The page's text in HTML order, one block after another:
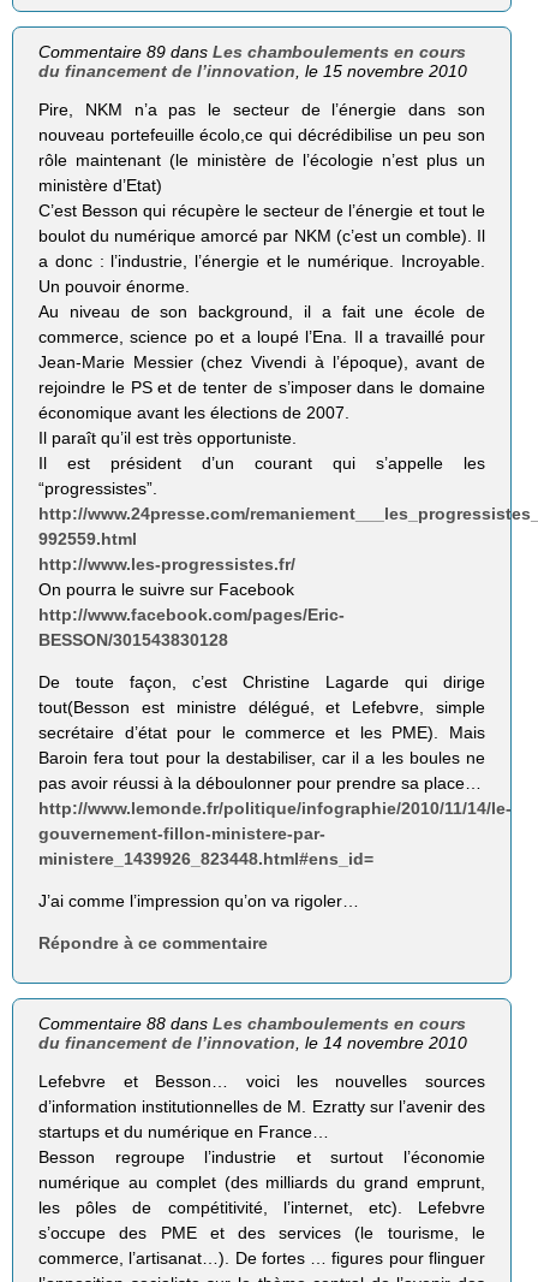
Commentaire 89 dansLes chamboulements en cours
du financement de l’innovation , le 15 novembre 2010
Pire, NKM n’a pas le secteur de l’énergie dans son
nouveau portefeuille écolo,ce qui décrédibilise un peu son
rôle maintenant (le ministère de l’écologie n’est plus un
ministère d’Etat)
C’est Besson qui récupère le secteur de l’énergie et tout le
boulot du numérique amorcé par NKM (c’est un comble). Il
a donc : l’industrie, l’énergie et le numérique. Incroyable.
Un pouvoir énorme.
Au niveau de son background, il a fait une école de
commerce, science po et a loupé l’Ena. Il a travaillé pour
Jean-Marie Messier (chez Vivendi à l’époque), avant de
rejoindre le PS et de tenter de s’imposer dans le domaine
économique avant les élections de 2007.
Il paraît qu’il est très opportuniste.
Il est président d’un courant qui s’appelle les
“progressistes”.
http://www.24presse.com/
992559.html
http://www.les-progressistes.fr/
On pourra le suivre sur Facebook
http://www.facebook.com/pages/Eric-
BESSON/301543830128
De toute façon, c’est Christine Lagarde qui dirige
tout(Besson est ministre délégué, et Lefebvre, simple
secrétaire d’état pour le commerce et les PME). Mais
Baroin fera tout pour la destabiliser, car il a les boules ne
pas avoir réussi à la déboulonner pour prendre sa place…
http://www.lemonde.fr/politique/infographie/2010/11/14/le-
gouvernement-fillon-ministere-par-
ministere_1439926_823448.html#ens_id=
J’ai comme l’impression qu’on va rigoler…
Répondre à ce commentaire
Commentaire 88 dansLes chamboulements en cours
du financement de l’innovation , le 14 novembre 2010
Lefebvre et Besson… voici les nouvelles sources
d’information institutionnelles de M. Ezratty sur l’avenir des
startups et du numérique en France…
Besson regroupe l’industrie et surtout l’économie
numérique au complet (des milliards du grand emprunt,
les pôles de compétitivité, l’internet, etc). Lefebvre
s’occupe des PME et des services (le tourisme, le
commerce, l’artisanat…). De fortes … figures pour flinguer